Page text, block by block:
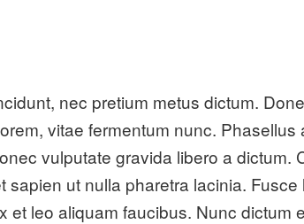
nec pretium metus dictum.
vitae fermentum nunc.
vulputate gravida libero a dictum.
ut nulla pharetra lacinia.
leo aliquam faucibus. Nunc dictum